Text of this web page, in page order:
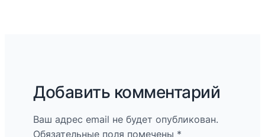
Добавить комментарий
Ваш адрес email не будет опубликован.
Обязательные поля помечены *